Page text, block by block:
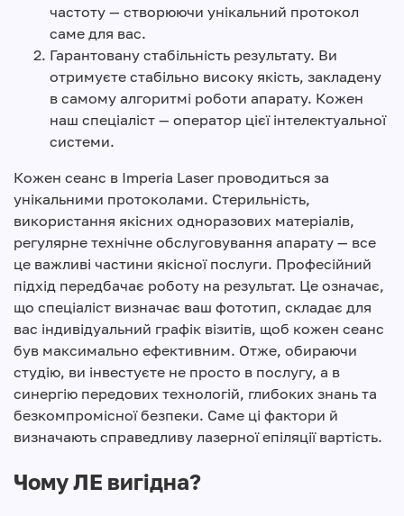
частоту — створюючи унікальний протокол
саме для вас.
Гарантовану стабільність результату. Ви
отримуєте стабільно високу якість, закладену
в самому алгоритмі роботи апарату. Кожен
наш спеціаліст — оператор цієї інтелектуальної
системи.
Кожен сеанс в Imperia Laser проводиться за
унікальними протоколами. Стерильність,
використання якісних одноразових матеріалів,
регулярне технічне обслуговування апарату — все
це важливі частини якісної послуги. Професійний
підхід передбачає роботу на результат. Це означає,
що спеціаліст визначає ваш фототип, складає для
вас індивідуальний графік візитів, щоб кожен сеанс
був максимально ефективним. Отже, обираючи
студію, ви інвестуєте не просто в послугу, а в
синергію передових технологій, глибоких знань та
безкомпромісної безпеки. Саме ці фактори й
визначають справедливу лазерної епіляції вартість.
Чому ЛЕ вигідна?